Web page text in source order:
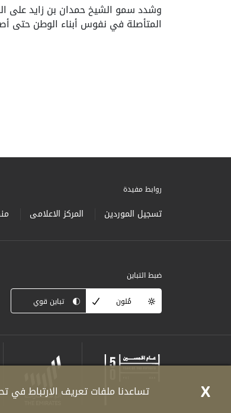
وشدد سمو الشيخ حمدان بن زايد على
المتأصلة في نفوس أبناء الوطن حتى
روابط مفيدة
تسجيل الموردين المركز الاعلامى
ضبط التباين
مُلون
تباين قوي
X تساعدنا ملفات تعريف الارتباط في